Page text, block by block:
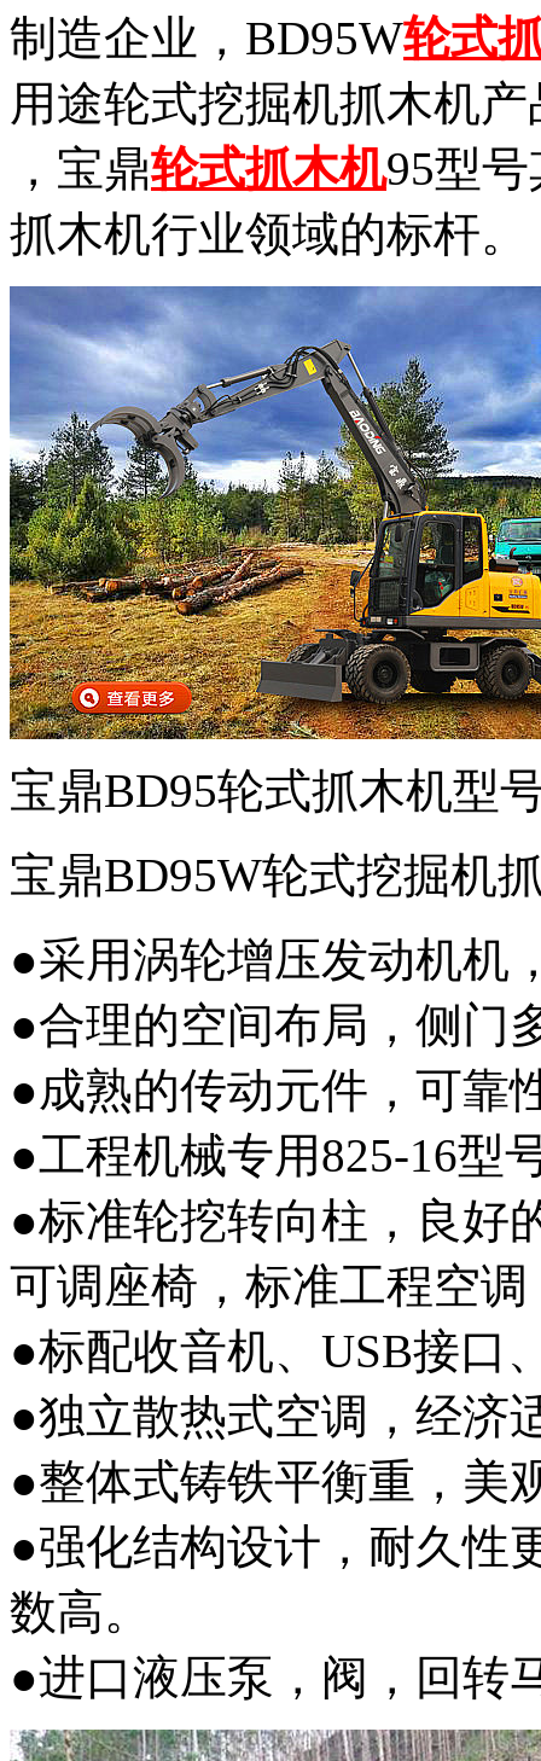
制造企业，BD95W轮式
用途轮式挖掘机抓木机
，宝鼎轮式抓木机95型
抓木机行业领域的标杆。
宝鼎BD95轮式抓木机型
宝鼎BD95W轮式挖掘机
●采用涡轮增压发动机机
●合理的空间布局，侧门
●成熟的传动元件，可靠
●工程机械专用825-16型
●标准轮挖转向柱，良好
可调座椅，标准工程空调
●标配收音机、USB接口
●独立散热式空调，经济
●整体式铸铁平衡重，美
●强化结构设计，耐久性
数高。
●进口液压泵，阀，回转